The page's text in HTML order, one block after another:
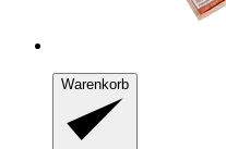
Warenkorb